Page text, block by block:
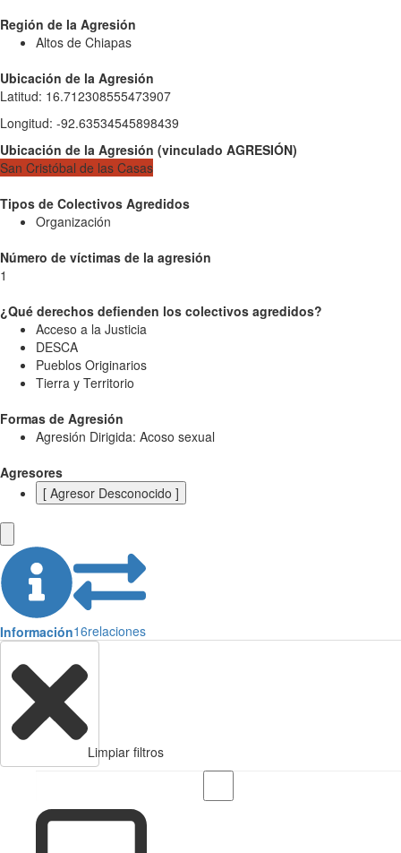
Región de la Agresión
Altos de Chiapas
Ubicación de la Agresión
Latitud: 16.712308555473907
Longitud: -92.63534545898439
Ubicación de la Agresión (vinculado AGRESIÓN)
San Cristóbal de las Casas
Tipos de Colectivos Agredidos
Organización
Número de víctimas de la agresión
1
¿Qué derechos defienden los colectivos agredidos?
Acceso a la Justicia
DESCA
Pueblos Originarios
Tierra y Territorio
Formas de Agresión
Agresión Dirigida: Acoso sexual
Agresores
[ Agresor Desconocido ]
Información16relaciones
Limpiar filtros